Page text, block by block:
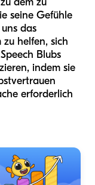
seine Gefühle
das
zu helfen, sich
Blubs
indem sie
erforderlich